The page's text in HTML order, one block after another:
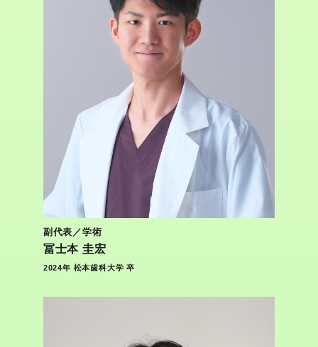
副代表／学術
冨士本 圭宏
2024年 松本歯科大学 卒